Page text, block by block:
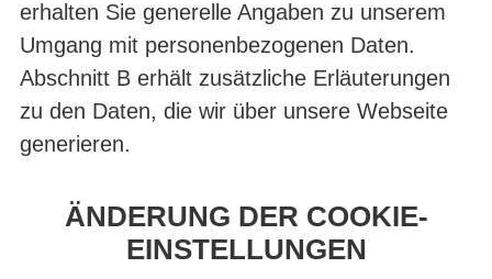
erhalten Sie generelle Angaben zu unserem
Umgang mit personenbezogenen Daten.
Abschnitt B erhält zusätzliche Erläuterungen
zu den Daten, die wir über unsere Webseite
generieren.
ÄNDERUNG DER COOKIE-
EINSTELLUNGEN